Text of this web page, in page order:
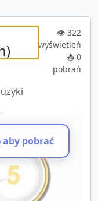
👁️ 322
wyświetleń
📥 0
pobrań
aby pobrać